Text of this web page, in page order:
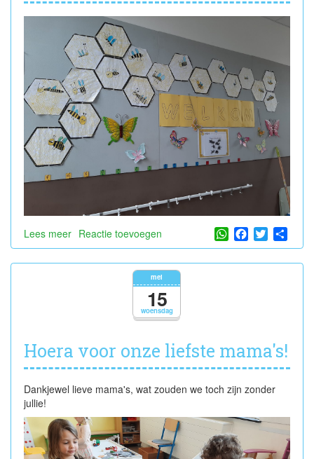
Lees meer over
Afsluit
thema
'Kriebeldiertjes'
Reactie toevoegen WhatsApp
Facebook
Twitter
woensdag
mei
15
Hoera voor onze liefste mama's!
Dankjewel lieve mama's, wat zouden we toch zijn zonder
jullie!